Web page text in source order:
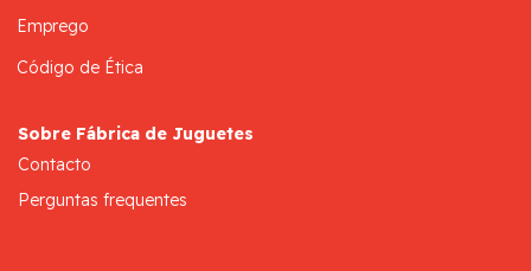
Emprego
Código de Ética
Sobre Fábrica de Juguetes
Contacto
Perguntas frequentes